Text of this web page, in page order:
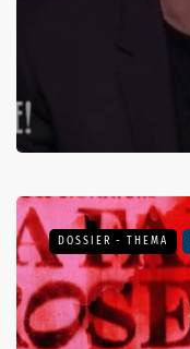
DOSSIER - THEMA